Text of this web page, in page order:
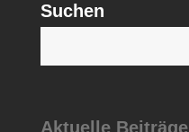
Suchen
Aktuelle Beiträge